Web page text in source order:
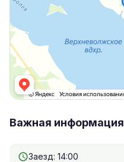
Важная информация
Заезд: 14:00